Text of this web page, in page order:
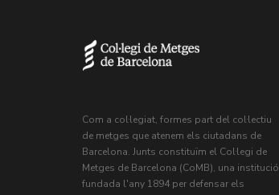
Com a col·legiat, formes part del col·lectiu
de metges que atenem els ciutadans de
Barcelona. Junts constituïm el Col·legi de
Metges de Barcelona (CoMB), una institució
fundada l'any 1894 per defensar els